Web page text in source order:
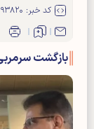
کد خبر: ۹۳۸۲۰
بازگشت سرمربی